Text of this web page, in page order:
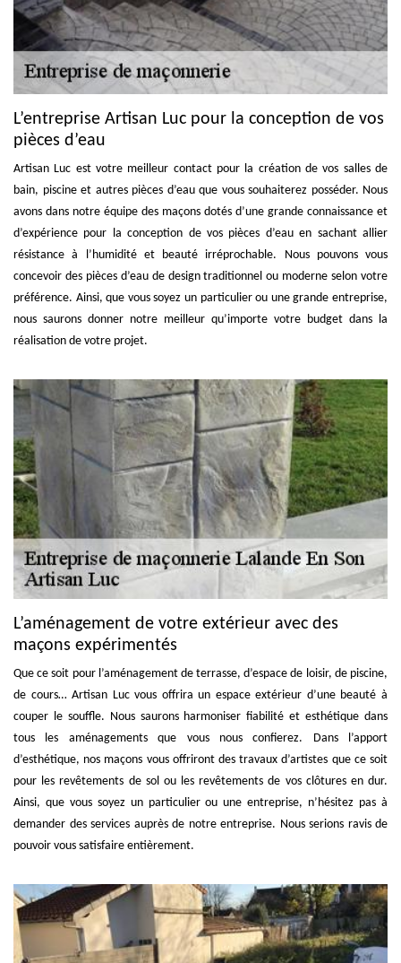
L’entreprise Artisan Luc pour la conception de vos
pièces d’eau
Artisan Luc est votre meilleur contact pour la création de vos salles de
bain, piscine et autres pièces d’eau que vous souhaiterez posséder. Nous
avons dans notre équipe des maçons dotés d’une grande connaissance et
d’expérience pour la conception de vos pièces d’eau en sachant allier
résistance à l’humidité et beauté irréprochable. Nous pouvons vous
concevoir des pièces d’eau de design traditionnel ou moderne selon votre
préférence. Ainsi, que vous soyez un particulier ou une grande entreprise,
nous saurons donner notre meilleur qu’importe votre budget dans la
réalisation de votre projet.
L’aménagement de votre extérieur avec des
maçons expérimentés
Que ce soit pour l’aménagement de terrasse, d’espace de loisir, de piscine,
de cours… Artisan Luc vous offrira un espace extérieur d’une beauté à
couper le souffle. Nous saurons harmoniser fiabilité et esthétique dans
tous les aménagements que vous nous confierez. Dans l’apport
d’esthétique, nos maçons vous offriront des travaux d’artistes que ce soit
pour les revêtements de sol ou les revêtements de vos clôtures en dur.
Ainsi, que vous soyez un particulier ou une entreprise, n’hésitez pas à
demander des services auprès de notre entreprise. Nous serions ravis de
pouvoir vous satisfaire entièrement.